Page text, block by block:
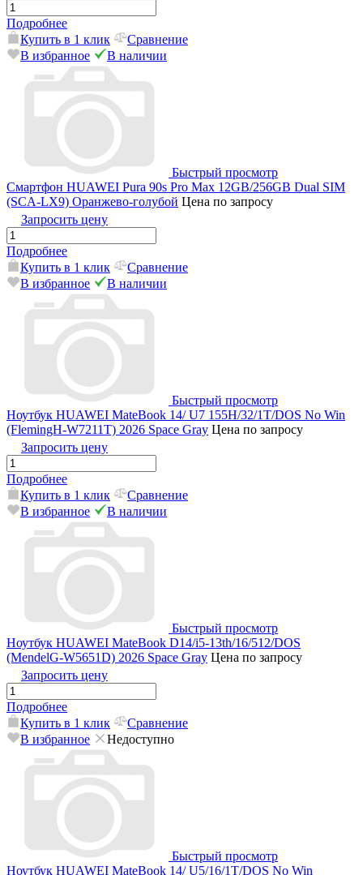
Подробнее
Купить в 1 клик
Сравнение
В избранное
В наличии
Быстрый просмотр
Смартфон HUAWEI Pura 90s Pro Max 12GB/256GB Dual SIM
(SCA-LX9) Оранжево-голубой Цена по запросу
Запросить цену
Подробнее
Купить в 1 клик
Сравнение
В избранное
В наличии
Быстрый просмотр
Ноутбук HUAWEI MateBook 14/ U7 155H/32/1T/DOS No Win
(FlemingH-W7211T) 2026 Space Gray Цена по запросу
Запросить цену
Подробнее
Купить в 1 клик
Сравнение
В избранное
В наличии
Быстрый просмотр
Ноутбук HUAWEI MateBook D14/i5-13th/16/512/DOS
(MendelG-W5651D) 2026 Space Gray Цена по запросу
Запросить цену
Подробнее
Купить в 1 клик
Сравнение
В избранное
Недоступно
Быстрый просмотр
Ноутбук HUAWEI MateBook 14/ U5/16/1T/DOS No Win